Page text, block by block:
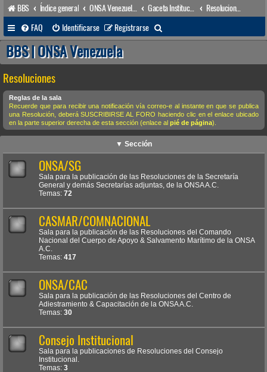
BBS Índice general
Resoluciones
FAQ
Identificarse Registrarse
u
a
r
BBS | ONSA Venezuela
Resoluciones
Reglas de la sala
Recuerde que para recibir una notificación vía correo-e al instante en que se publica
una Resolución, deberá SUSCRIBIRSE AL FORO haciendo clic en el enlace ubicado
en la parte superior derecha de esta sección (enlace al pié de página).
▼ Sección
ONSA/SG
Sala para la publicación de las Resoluciones de la Secretaría
General y demás Secretarías adjuntas, de la ONSA A.C.
Temas: 72
CASMAR/COMNACIONAL
Sala para la publicación de las Resoluciones del Comando
Nacional del Cuerpo de Apoyo & Salvamento Marítimo de la ONSA
A.C.
Temas: 417
ONSA/CAC
Sala para la publicación de las Resoluciones del Centro de
Adiestramiento & Capacitación de la ONSA A.C.
Temas: 30
Consejo Institucional
Sala para la publicaciones de Resoluciones del Consejo
Institucional.
Temas: 3